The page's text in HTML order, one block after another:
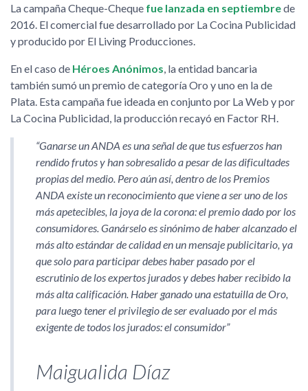
La campaña Cheque-Cheque fue lanzada en septiembrede
2016. El comercial fue desarrollado por La Cocina Publicidad
y producido por El Living Producciones.
En el caso de Héroes Anónimos , la entidad bancaria
también sumó un premio de categoría Oro y uno en la de
Plata. Esta campaña fue ideada en conjunto por La Web y por
La Cocina Publicidad, la producción recayó en Factor RH.
Ganarse un ANDA es una señal de que tus esfuerzos han
rendido frutos y han sobresalido a pesar de las dificultades
propias del medio. Pero aún así, dentro de los Premios
ANDA existe un reconocimiento que viene a ser uno de los
más apetecibles, la joya de la corona: el premio dado por los
consumidores. Ganárselo es sinónimo de haber alcanzado el
más alto estándar de calidad en un mensaje publicitario, ya
que solo para participar debes haber pasado por el
escrutinio de los expertos jurados y debes haber recibido la
más alta calificación. Haber ganado una estatuilla de Oro,
para luego tener el privilegio de ser evaluado por el más
exigente de todos los jurados: el consumidor
Maigualida Díaz